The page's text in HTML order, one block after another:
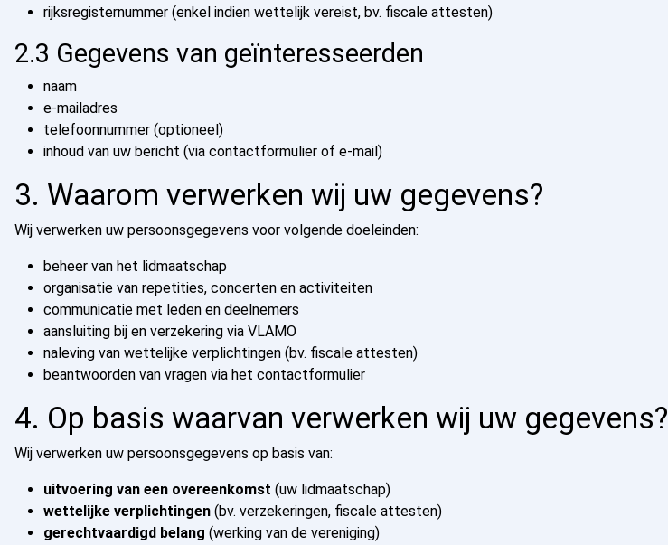
rijksregisternummer (enkel indien wettelijk vereist, bv. fiscale attesten)
2.3 Gegevens van geïnteresseerden
naam
e-mailadres
telefoonnummer (optioneel)
inhoud van uw bericht (via contactformulier of e-mail)
3. Waarom verwerken wij uw gegevens?
Wij verwerken uw persoonsgegevens voor volgende doeleinden:
beheer van het lidmaatschap
organisatie van repetities, concerten en activiteiten
communicatie met leden en deelnemers
aansluiting bij en verzekering via VLAMO
naleving van wettelijke verplichtingen (bv. fiscale attesten)
beantwoorden van vragen via het contactformulier
4. Op basis waarvan verwerken wij uw gegevens?
Wij verwerken uw persoonsgegevens op basis van:
uitvoering van een overeenkomst (uw lidmaatschap)
wettelijke verplichtingen (bv. verzekeringen, fiscale attesten)
gerechtvaardigd belang (werking van de vereniging)